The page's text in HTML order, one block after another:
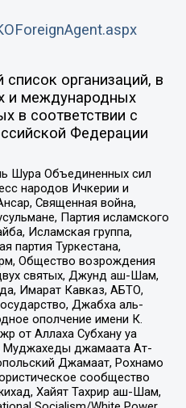
организаций, в
и международных
в соответствии с
Федерации
Шура Объединенных сил
народов Ичкерии и
Священная война,
Партия исламского
Исламская группа,
партия Туркестана,
Общество возрождения
святых, Джунд аш-Шам,
Имарат Кавказ, АБТО,
Джабха аль-
ополчение имени К.
от Аллаха Субхану уа
Муджахеды джамаата Ат-
Джамаат, Рохнамо
сообщество
Хайят Тахрир аш-Шам,